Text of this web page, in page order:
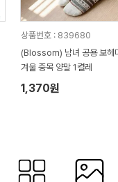
상품번호 : 839680
(Blossom) 남녀 공용 보헤
겨울 중목 양말 1켤레
1,370원